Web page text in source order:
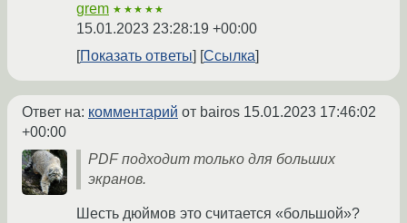
grem ★★★★★
15.01.2023 23:28:19 +00:00
Показать ответы
Ссылка
Ответ на: комментарий от bairos 15.01.2023 17:46:02
+00:00
PDF подходит только для больших
экранов.
Шесть дюймов это считается «большой»?